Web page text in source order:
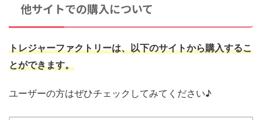
他サイトでの購入について
トレジャーファクトリーは、以下のサイトから購入するこ
とができます。
ユーザーの方はぜひチェックしてみてください♪